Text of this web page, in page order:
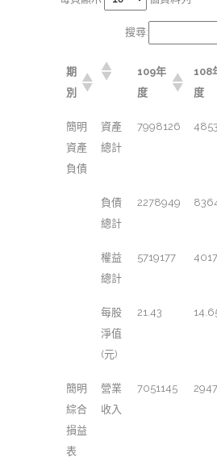
搜尋:
期
別
109年
度
108
度
簡明
資產
負債
資產
總計
7998126
負債
總計
2278949
權益
總計
5719177
每股
淨值
(元)
21.43
簡明
綜合
損益
表
營業
收入
7051145